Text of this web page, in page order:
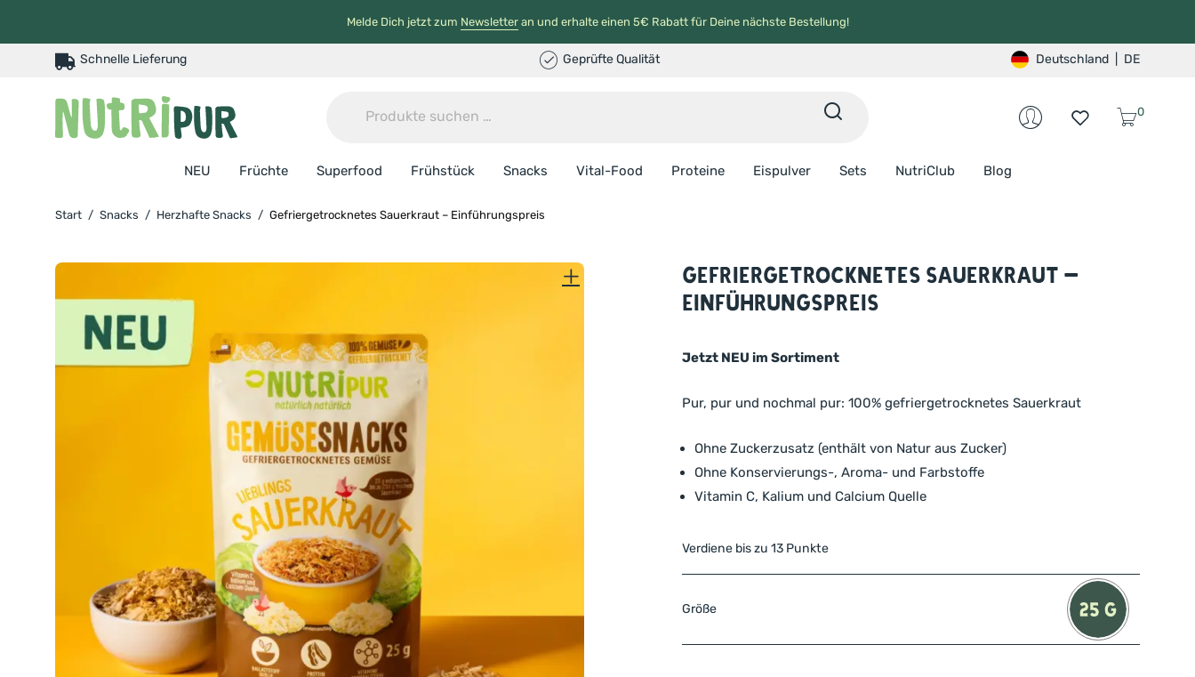
Melde Dich jetzt zum Newsletteran und erhalte einen 5€ Rabatt für Deine nächste Bestellung!
Schnelle Lieferung Geprüfte Qualität Deutschland DE
0
NEU Früchte Superfood Frühstück Snacks Vital-Food Proteine Eispulver Sets NutriClub Blog
Start / Snacks / Herzhafte Snacks / Gefriergetrocknetes Sauerkraut – Einführungspreis
Gefriergetrocknetes Sauerkraut –
Einführungspreis
Jetzt NEU im Sortiment
Pur, pur und nochmal pur: 100% gefriergetrocknetes Sauerkraut
Ohne Zuckerzusatz (enthält von Natur aus Zucker)
Ohne Konservierungs-, Aroma- und Farbstoffe
Vitamin C, Kalium und Calcium Quelle
Verdiene bis zu 13 Punkte
Größe